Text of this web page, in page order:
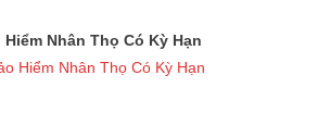
Hiểm Nhân Thọ Có Kỳ Hạn